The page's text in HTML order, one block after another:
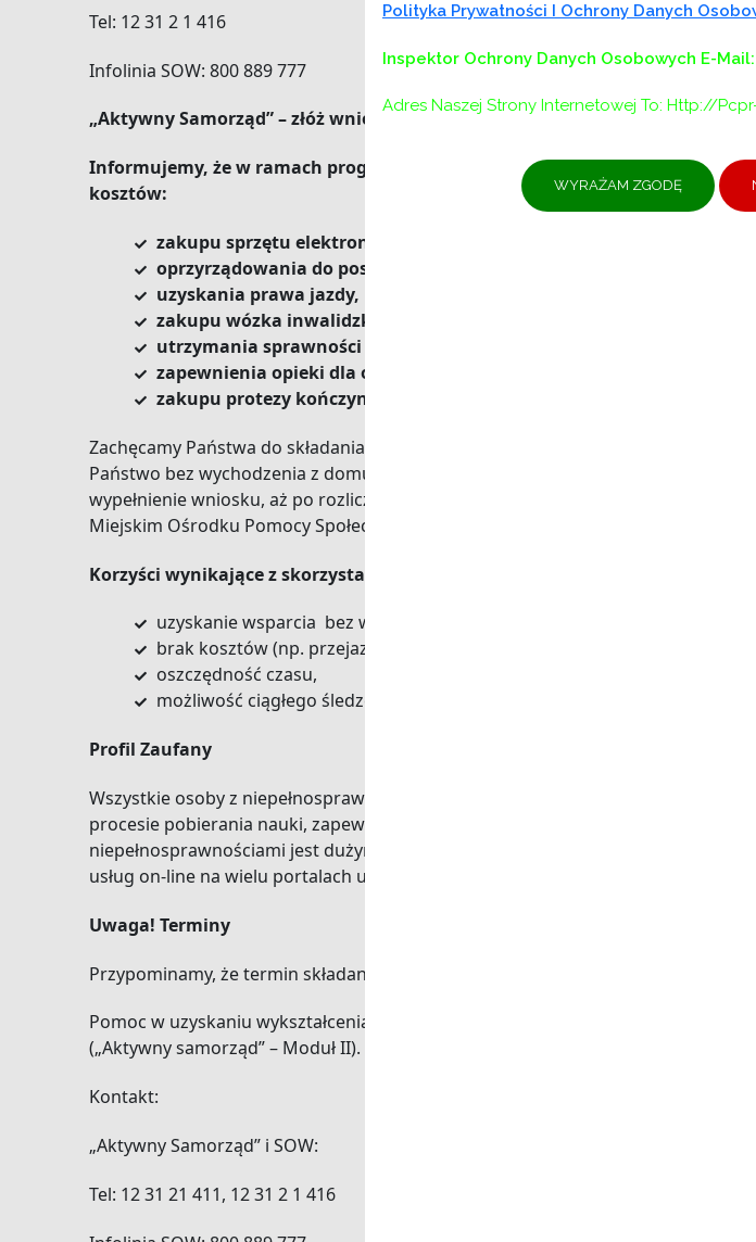
Polityka Prywatności I Ochrony Danych
Inspektor Ochrony Danych Osobowych E-
Adres Naszej Strony Internetowej To: Http://
Tel: 12 31 2 1 416
Infolinia SOW: 800 889 777
„Aktywny Samorząd” – złóż wniosek przez SOW!
Informujemy, że w ramach programu „Aktywny samorząd” do 31 sierpnia
kosztów:
zakupu sprzętu elektronicznego,
oprzyrządowania do posiadanego samochodu,
uzyskania prawa jazdy,
zakupu wózka inwalidzkiego o napędzie elektrycznym,
utrzymania sprawności technicznej skutera lub wózka inwalidzkiego
zapewnienia opieki dla osoby zależnej np. dziecka przebywającego w
zakupu protezy kończyny i utrzymania sprawności technicznej
Zachęcamy Państwa do składania wniosków za pośrednictwem Systemu
Państwo bez wychodzenia z domu, bez barier oraz zbędnych kolejek! System
wypełnienie wniosku, aż po rozliczenie dofinansowania. Złożone wnioski
Miejskim Ośrodku Pomocy Społecznej (MOPS) zgodnie z Państwa miejscem
Korzyści wynikające z skorzystania z SOW:
uzyskanie wsparcia bez wychodzenia z domu – szczególnie ważne dla
brak kosztów (np. przejazdów, przesyłek),
oszczędność czasu,
możliwość ciągłego śledzenia postępów w sprawie.
Profil Zaufany
Wszystkie osoby z niepełnosprawnościami zachęcamy do załażenia Profilu
procesie pobierania nauki, zapewnia nie tylko bezpieczny ale i darmowy dostęp
niepełnosprawnościami jest dużym wsparciem i ułatwieniem życia
usług on-line na wielu portalach urzędowych.
Uwaga! Terminy
Przypominamy, że termin składania wniosków w ramach Modułu I programu
Pomoc w uzyskaniu wykształcenia na poziomie wyższym – dla wniosków dot.
(„Aktywny samorząd” – Moduł II).
Kontakt:
„Aktywny Samorząd” i SOW:
Tel: 12 31 21 411, 12 31 2 1 416